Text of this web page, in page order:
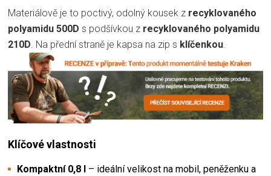
Materiálově je to poctivý, odolný kousek z recyklovaného
polyamidu 500D s podšívkou z recyklovaného polyamidu
210D. Na přední straně je kapsa na zip s klíčenkou.
Klíčové vlastnosti
Kompaktní 0,8 l
– ideální velikost na mobil, peněženku a